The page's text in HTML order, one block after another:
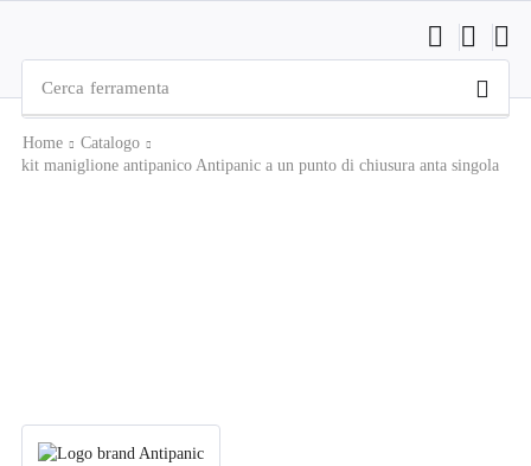
Cerca ferramenta
Home
Catalogo
kit maniglione antipanico Antipanic a un punto di chiusura anta singola